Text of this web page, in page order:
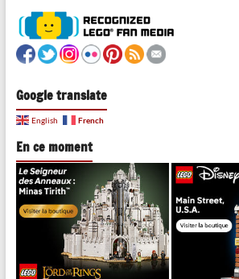
Google translate
English French
En ce moment